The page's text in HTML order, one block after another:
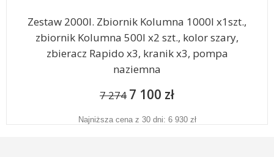
Zestaw 2000l. Zbiornik Kolumna 1000l x1szt.,
zbiornik Kolumna 500l x2 szt., kolor szary,
zbieracz Rapido x3, kranik x3, pompa
naziemna
7 274 7 100 zł
Najniższa cena z 30 dni: 6 930 zł